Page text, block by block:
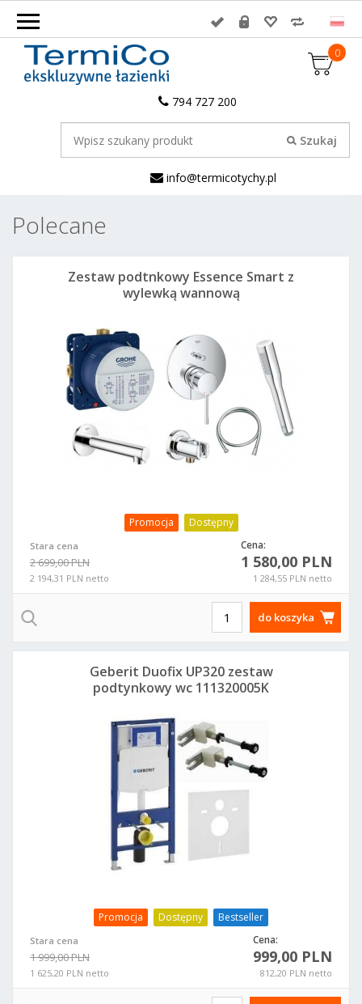
0
794 727 200
info@termicotychy.pl
Polecane
Promocja Dostępny
Stara cena
2 699,00 PLN
2 194,31 PLN netto
Cena:
1 580,00 PLN
1 284,55 PLN netto
Zestaw podtnkowy Essence Smart z
wylewką wannową
do koszyka
Promocja Dostępny Bestseller
Stara cena
1 999,00 PLN
1 625,20 PLN netto
Cena:
999,00 PLN
812,20 PLN netto
Geberit Duofix UP320 zestaw
podtynkowy wc 111320005K